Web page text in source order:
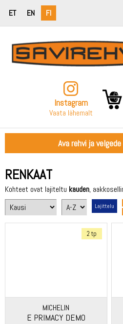
ET EN FI
Instagram
Vaata lähemalt
Ava rehvi ja
RENKAAT
Kohteet ovat lajiteltu kauden,
2 tp
MICHELIN
E PRIMACY DEMO